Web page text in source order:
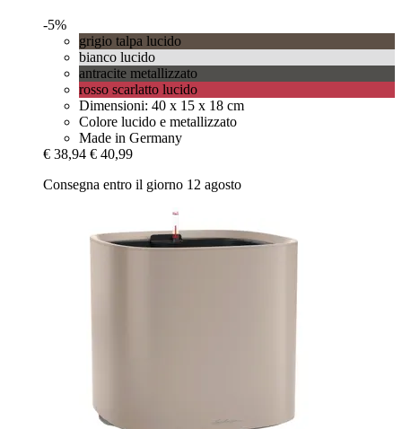
-5%
grigio talpa lucido
bianco lucido
antracite metallizzato
rosso scarlatto lucido
Dimensioni: 40 x 15 x 18 cm
Colore lucido e metallizzato
Made in Germany
€ 38,94 € 40,99
Consegna entro il giorno 12 agosto